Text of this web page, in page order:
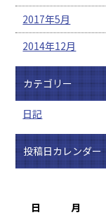
2017年5月
2014年12月
カテゴリー
日記
投稿日カレンダー
日
月